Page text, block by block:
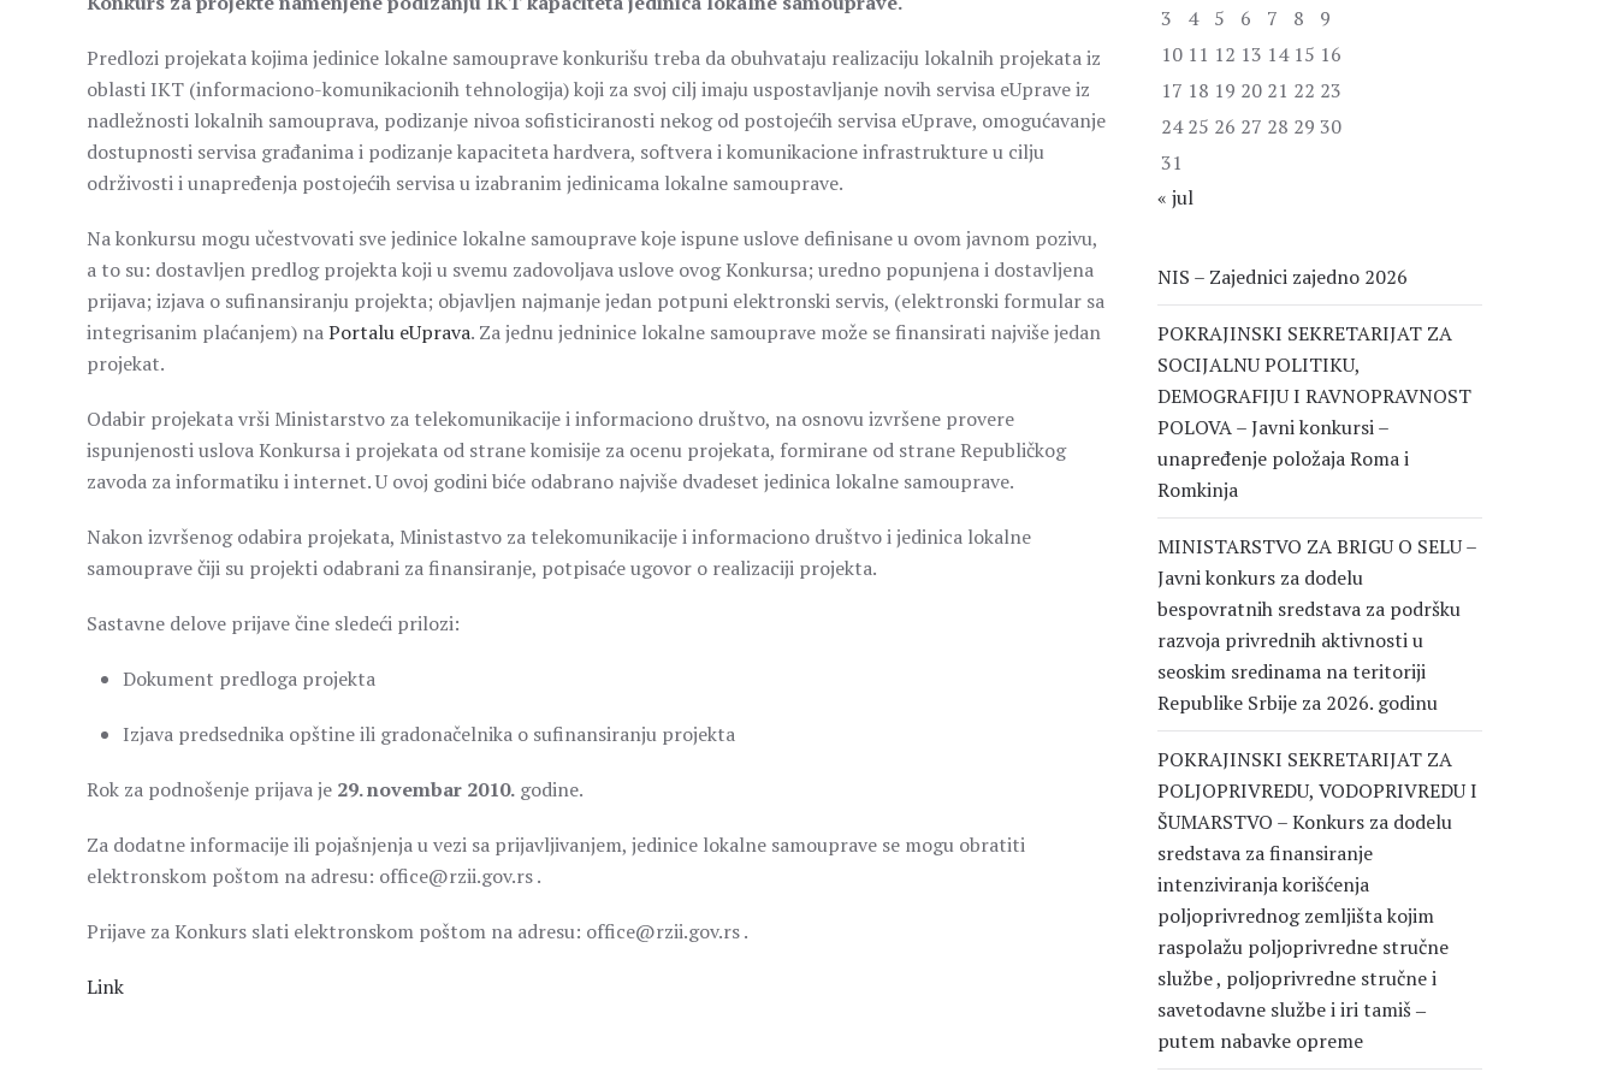
Predlozi projekata kojima jedinice lokalne samouprave konkurišu treba da obuhvataju realizaciju lokalnih projekata iz
oblasti IKT (informaciono-komunikacionih tehnologija) koji za svoj cilj imaju uspostavljanje novih servisa eUprave iz
nadležnosti lokalnih samouprava, podizanje nivoa sofisticiranosti nekog od postojećih servisa eUprave, omogućavanje
dostupnosti servisa građanima i podizanje kapaciteta hardvera, softvera i komunikacione infrastrukture u cilju
održivosti i unapređenja postojećih servisa u izabranim jedinicama lokalne samouprave.
Na konkursu mogu učestvovati sve jedinice lokalne samouprave koje ispune uslove definisane u ovom javnom pozivu,
a to su: dostavljen predlog projekta koji u svemu zadovoljava uslove ovog Konkursa; uredno popunjena i dostavljena
prijava; izjava o sufinansiranju projekta; objavljen najmanje jedan potpuni elektronski servis, (elektronski formular sa
integrisanim plaćanjem) naPortalu eUprava. Za jednu jedninice lokalne samouprave može se finansirati najviše jedan
projekat.
Odabir projekata vrši Ministarstvo za telekomunikacije i informaciono društvo, na osnovu izvršene provere
ispunjenosti uslova Konkursa i projekata od strane komisije za ocenu projekata, formirane od strane Republičkog
zavoda za informatiku i internet. U ovoj godini biće odabrano najviše dvadeset jedinica lokalne samouprave.
Nakon izvršenog odabira projekata, Ministastvo za telekomunikacije i informaciono društvo i jedinica lokalne
samouprave čiji su projekti odabrani za finansiranje, potpisaće ugovor o realizaciji projekta.
Sastavne delove prijave čine sledeći prilozi:
Dokument predloga projekta
Izjava predsednika opštine ili gradonačelnika o sufinansiranju projekta
Rok za podnošenje prijava je 29. novembar 2010. godine.
Za dodatne informacije ili pojašnjenja u vezi sa prijavljivanjem, jedinice lokalne samouprave se mogu obratiti
elektronskom poštom na adresu: office@rzii.gov.rs .
Prijave za Konkurs slati elektronskom poštom na adresu: office@rzii.gov.rs .
Link
3 4 5 6 7 8
9
10 11 12 13 14 15 16
17 18 19 20 21 22 23
24 25 26 27 28 29 30
31
« jul
NIS – Zajednici zajedno 2026
POKRAJINSKI SEKRETARIJAT ZA
SOCIJALNU POLITIKU,
DEMOGRAFIJU I RAVNOPRAVNOST
POLOVA – Javni konkursi –
unapređenje položaja Roma i
Romkinja
MINISTARSTVO ZA BRIGU O SELU –
Javni konkurs za dodelu
bespovratnih sredstava za podršku
razvoja privrednih aktivnosti u
seoskim sredinama na teritoriji
Republike Srbije za 2026. godinu
POKRAJINSKI SEKRETARIJAT ZA
POLJOPRIVREDU, VODOPRIVREDU I
ŠUMARSTVO – Konkurs za dodelu
sredstava za finansiranje
intenziviranja korišćenja
poljoprivrednog zemljišta kojim
raspolažu poljoprivredne stručne
službe , poljoprivredne stručne i
savetodavne službe i iri tamiš ‒
putem nabavke opreme